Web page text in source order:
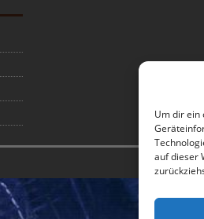
Um dir ein
auf dieser